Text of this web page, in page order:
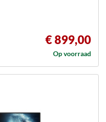
€ 899,00
Op voorraad